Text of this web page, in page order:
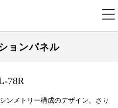
ョンパネル
78R
ンメトリー構成のデザイン。さり